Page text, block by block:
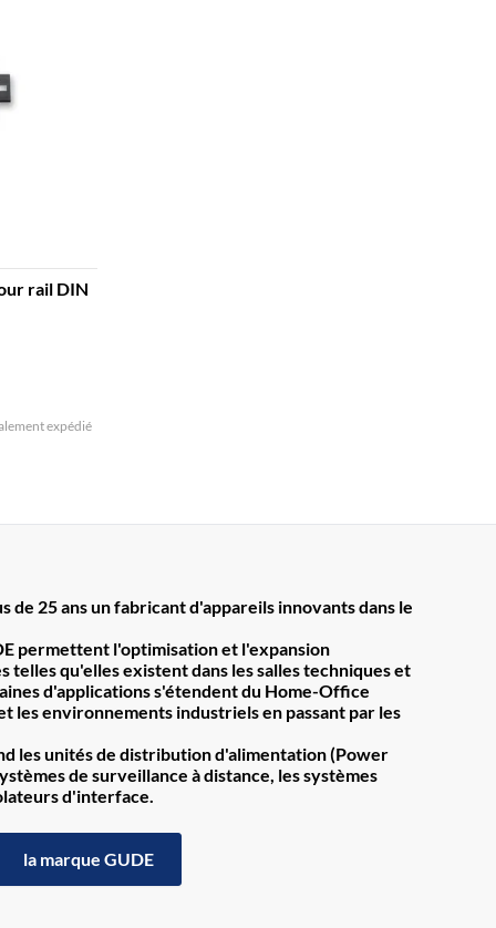
rail DIN
expédié
de 25 ans un fabricant d'appareils innovants dans le
permettent l'optimisation et l'expansion
qu'elles existent dans les salles techniques et
d'applications s'étendent du Home-Office
les environnements industriels en passant par les
les unités de distribution d'alimentation (Power
de surveillance à distance, les systèmes
d'interface.
la marque GUDE